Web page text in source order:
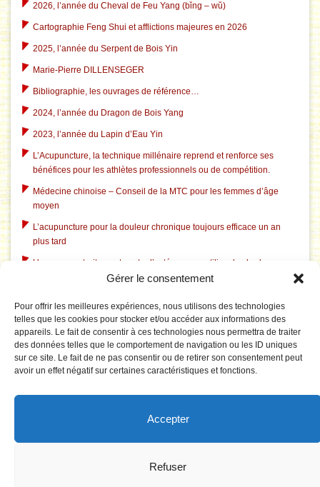
Gérer le consentement
Pour offrir les meilleures expériences, nous utilisons des technologies
telles que les cookies pour stocker et/ou accéder aux informations des
appareils. Le fait de consentir à ces technologies nous permettra de traiter
des données telles que le comportement de navigation ou les ID uniques
sur ce site. Le fait de ne pas consentir ou de retirer son consentement peut
avoir un effet négatif sur certaines caractéristiques et fonctions.
Accepter
Refuser
2026, l’année du Cheval de Feu Yang (bǐng – wǔ)
Cartographie Feng Shui et afflictions majeures en 2026
2025, l’année du Serpent de Bois Yin
Marie-Pierre DILLENSEGER
Bibliographie, les ouvrages de référence…
2024, l’année du Dragon de Bois Yang
2023, l’année du Lapin d’Eau Yin
L’Acupuncture, la technique millénaire reprend et renforce ses
bénéfices pour les athlètes professionnels ou de compétition.
Médecine chinoise – Conseil de la MTC pour les femmes d’âge
moyen
L’acupuncture pour la douleur chronique toujours efficace un an
plus tard
Un nouveau traitement contre l’ostéoporose utilise des herbes
chinoises traditionnelles
L’acupuncture aide à l’insomnie liée à la dépression
L’acupuncture corrige le système électrique pathologique du
cerveau dans le syndrome du canal carpien
Le Tai Chi est rentable pour prévenir les chutes chez les personnes
La puncture du 3F réduit la tension artérielle par effet sur le réseau
du cerveau impliqué dans le traitement émotionnel